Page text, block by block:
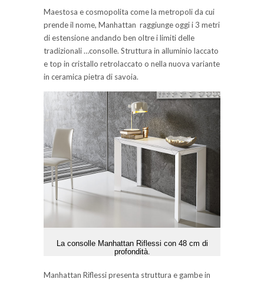
Maestosa e cosmopolita come la metropoli da cui
prende il nome, Manhattan raggiunge oggi i 3 metri
di estensione andando ben oltre i limiti delle
tradizionali…consolle. Struttura in alluminio laccato
e top in cristallo retrolaccato o nella nuova variante
in ceramica pietra di savoia.
La consolle Manhattan Riflessi con 48 cm di
profondità.
Manhattan Riflessi presenta struttura e gambe in